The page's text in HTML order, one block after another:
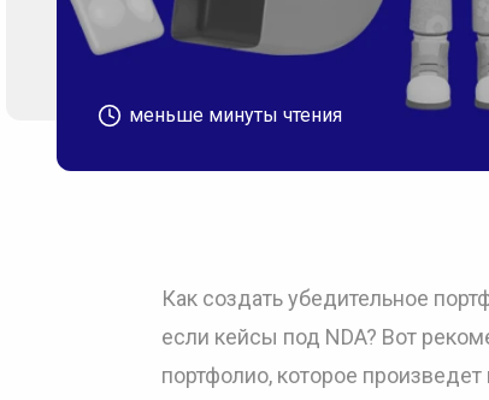
меньше минуты чтения
Как создать убедительное
если кейсы под NDA? Вот
портфолио, которое